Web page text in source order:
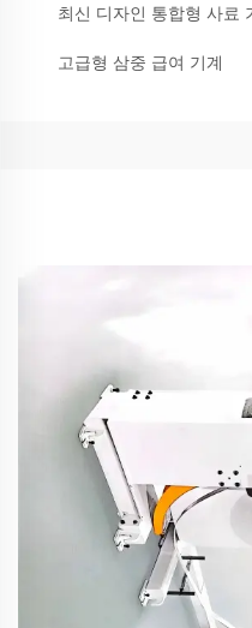
최신 디자인 통합형 사료
고급형 삼중 급여 기계